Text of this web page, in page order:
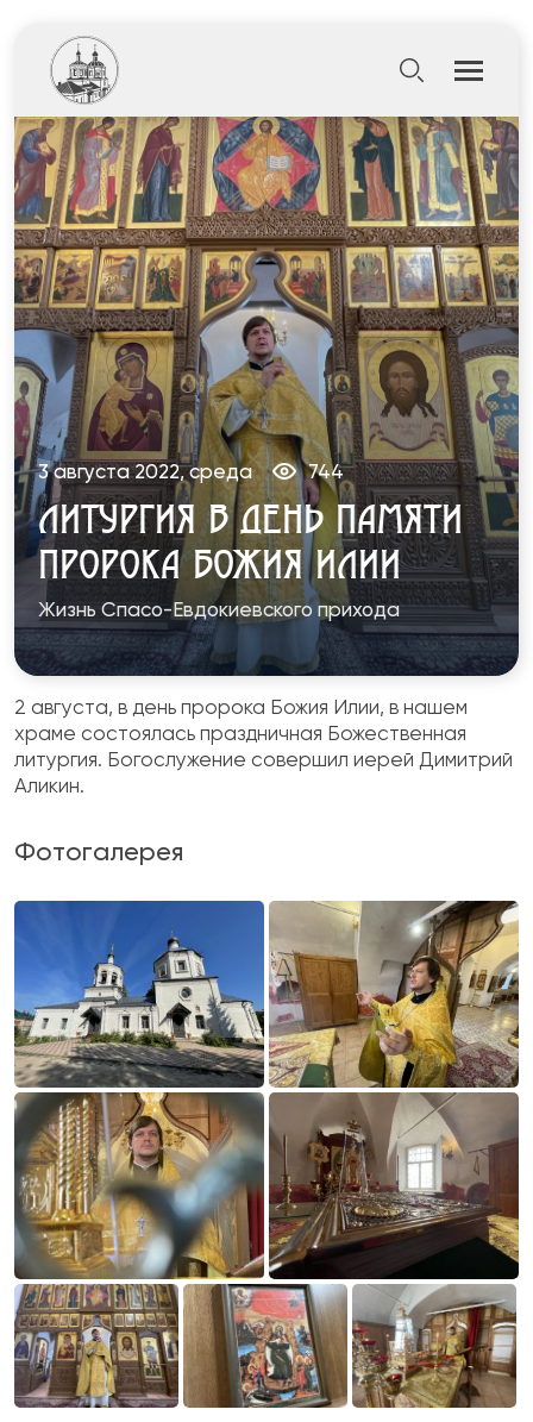
3 августа 2022, среда 744
ЛИТУРГИЯ В ДЕНЬ ПАМЯТИ
ПРОРОКА БОЖИЯ ИЛИИ
Жизнь Спасо-Евдокиевского прихода
2 августа, в день пророка Божия Илии, в нашем
храме состоялась праздничная Божественная
литургия. Богослужение совершил иерей Димитрий
Аликин.
Фотогалерея